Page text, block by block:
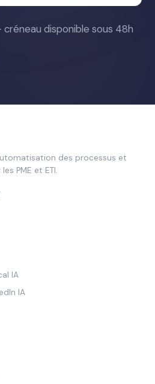
disponible sous 48h
des processus et
PME et ETI.
IA
IA